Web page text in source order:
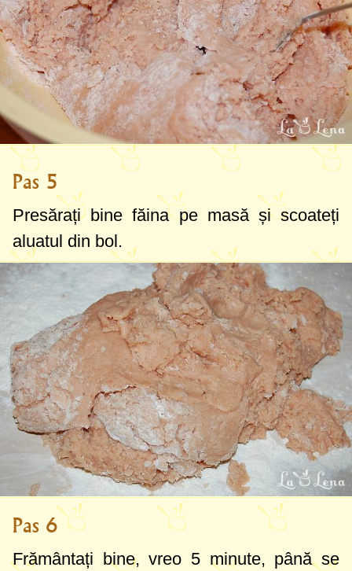
Pas 5
Presărați bine făina pe masă și scoateți
aluatul din bol.
Pas 6
Frământați bine, vreo 5 minute, până se